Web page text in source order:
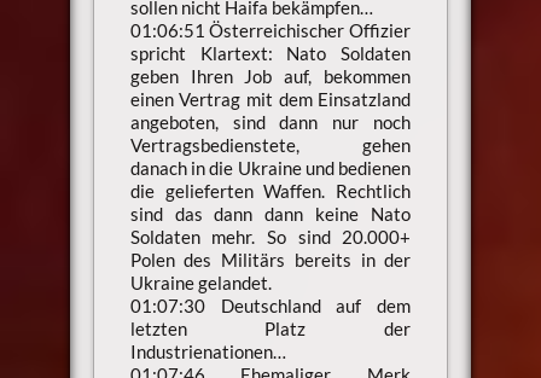
sollen nicht Haifa bekämpfen…
01:06:51 Österreichischer Offizier
spricht Klartext: Nato Soldaten
geben Ihren Job auf, bekommen
einen Vertrag mit dem Einsatzland
angeboten, sind dann nur noch
Vertragsbedienstete, gehen
danach in die Ukraine und bedienen
die gelieferten Waffen. Rechtlich
sind das dann dann keine Nato
Soldaten mehr. So sind 20.000+
Polen des Militärs bereits in der
Ukraine gelandet.
01:07:30 Deutschland auf dem
letzten Platz der
Industrienationen…